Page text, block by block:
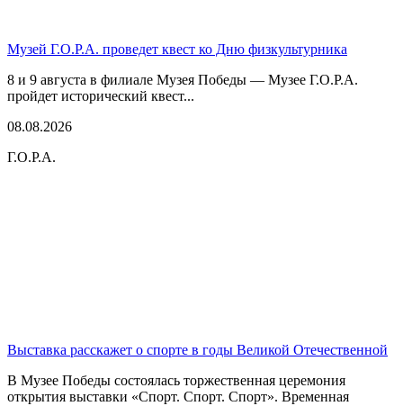
Музей Г.О.Р.А. проведет квест ко Дню физкультурника
8 и 9 августа в филиале Музея Победы — Музее Г.О.Р.А.
пройдет исторический квест...
08.08.2026
Г.О.Р.А.
Выставка расскажет о спорте в годы Великой Отечественной
В Музее Победы состоялась торжественная церемония
открытия выставки «Спорт. Спорт. Спорт». Временная